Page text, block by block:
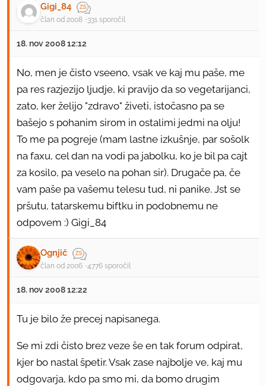
Gigi_84
član od 2008 331 sporočil
18. nov 2008 12:12
No, men je čisto vseeno, vsak ve kaj mu paše, me
pa res razjezijo ljudje, ki pravijo da so vegetarijanci,
zato, ker želijo "zdravo" živeti, istočasno pa se
bašejo s pohanim sirom in ostalimi jedmi na olju!
To me pa pogreje (mam lastne izkušnje, par sošolk
na faxu, cel dan na vodi pa jabolku, ko je bil pa cajt
za kosilo, pa veselo na pohan sir). Drugače pa, če
vam paše pa vašemu telesu tud, ni panike. Jst se
pršutu, tatarskemu biftku in podobnemu ne
odpovem :) Gigi_84
Ognjič
član od 2006 4776 sporočil
18. nov 2008 12:22
Tu je bilo že precej napisanega.
Se mi zdi čisto brez veze še en tak forum odpirat,
kjer bo nastal špetir. Vsak zase najbolje ve, kaj mu
odgovarja, kdo pa smo mi, da bomo drugim